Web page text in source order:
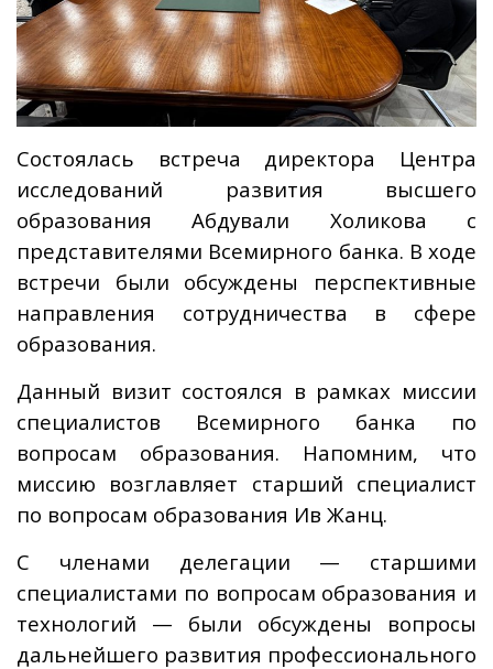
Состоялась встреча директора Центра
исследований развития высшего
образования Абдували Холикова с
представителями Всемирного банка. В ходе
встречи были обсуждены перспективные
направления сотрудничества в сфере
образования.
Данный визит состоялся в рамках миссии
специалистов Всемирного банка по
вопросам образования. Напомним, что
миссию возглавляет старший специалист
по вопросам образования Ив Жанц.
С членами делегации — старшими
специалистами по вопросам образования и
технологий — были обсуждены вопросы
дальнейшего развития профессионального